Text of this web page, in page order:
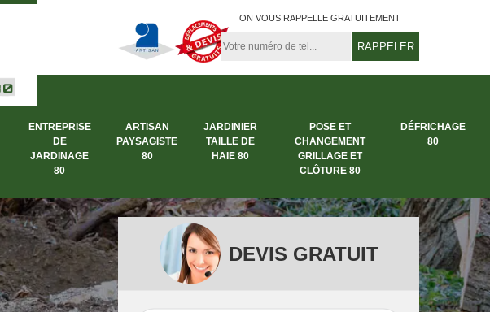
ON VOUS RAPPELLE GRATUITEMENT
ENTREPRISE
DE
JARDINAGE
80
ARTISAN
PAYSAGISTE
80
JARDINIER
TAILLE DE
HAIE 80
POSE ET
CHANGEMENT
GRILLAGE ET
CLÔTURE 80
DÉFRICHAGE
80
DEVIS GRATUIT